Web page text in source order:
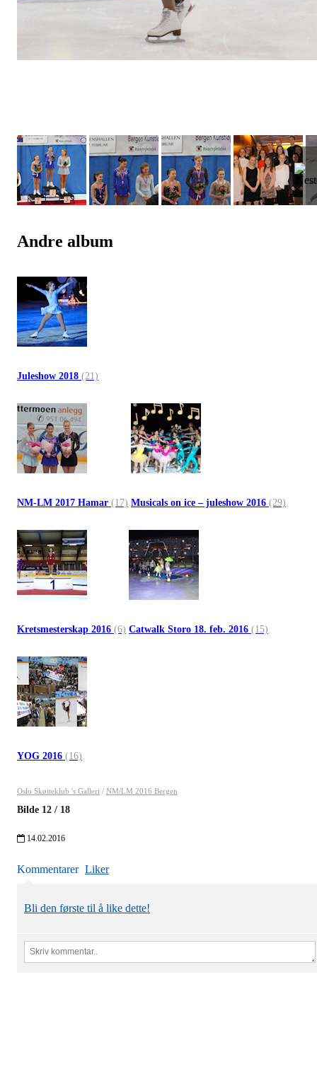
Andre album
Juleshow 2018 (21)
NM-LM 2017 Hamar (17) Musicals on ice – juleshow 2016 (29)
Kretsmesterskap 2016 (6) Catwalk Storo 18. feb. 2016 (15)
YOG 2016 (16)
Oslo Skøiteklub 's Galleri / NM/LM 2016 Bergen
Bilde 12 / 18
14.02.2016
Kommentarer Liker
Bli den første til å like dette!